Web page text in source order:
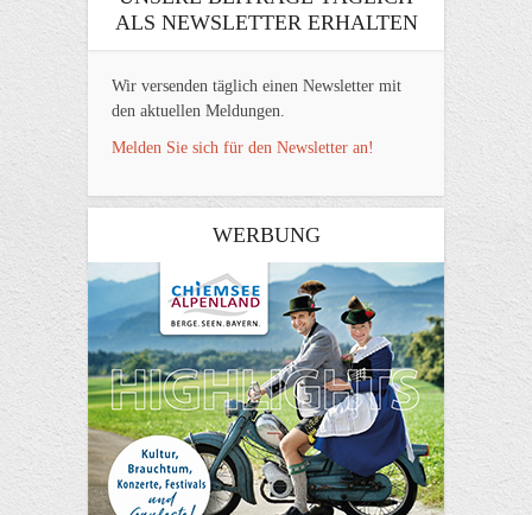
ALS NEWSLETTER ERHALTEN
Wir versenden täglich einen Newsletter mit
den aktuellen Meldungen.
Melden Sie sich für den Newsletter an!
WERBUNG